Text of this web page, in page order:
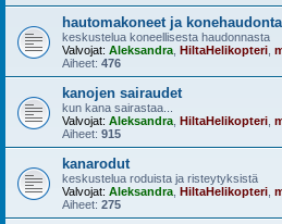
hautomakoneet ja konehaudonta
keskustelua koneellisesta haudonnasta
Valvojat: Aleksandra HiltaHelikopteri
Aiheet: 476
kanojen sairaudet
kun kana sairastaa...
Valvojat: Aleksandra HiltaHelikopteri
Aiheet: 915
kanarodut
keskustelua roduista ja risteytyksistä
Valvojat: Aleksandra HiltaHelikopteri
Aiheet: 275